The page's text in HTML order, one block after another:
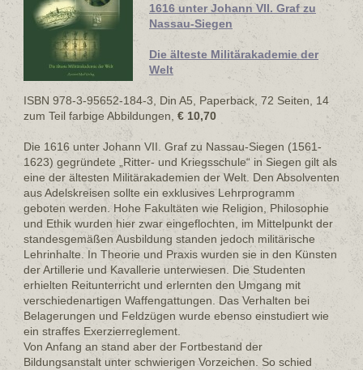
1616 unter Johann VII. Graf zu
Nassau-Siegen
Die älteste Militärakademie der
Welt
ISBN 978-3-95652-184-3, Din A5, Paperback, 72 Seiten, 14
zum Teil farbige Abbildungen, € 10,70
Die 1616 unter Johann VII. Graf zu Nassau-Siegen (1561-
1623) gegründete „Ritter- und Kriegsschule“ in Siegen gilt als
eine der ältesten Militärakademien der Welt. Den Absolventen
aus Adelskreisen sollte ein exklusives Lehrprogramm
geboten werden. Hohe Fakultäten wie Religion, Philosophie
und Ethik wurden hier zwar eingeflochten, im Mittelpunkt der
standesgemäßen Ausbildung standen jedoch militärische
Lehrinhalte. In Theorie und Praxis wurden sie in den Künsten
der Artillerie und Kavallerie unterwiesen. Die Studenten
erhielten Reitunterricht und erlernten den Umgang mit
verschiedenartigen Waffengattungen. Das Verhalten bei
Belagerungen und Feldzügen wurde ebenso einstudiert wie
ein straffes Exerzierreglement.
Von Anfang an stand aber der Fortbestand der
Bildungsanstalt unter schwierigen Vorzeichen. So schied